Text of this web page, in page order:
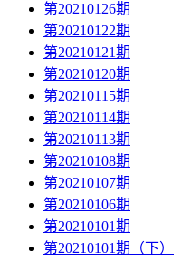
第20210126期
第20210122期
第20210121期
第20210120期
第20210115期
第20210114期
第20210113期
第20210108期
第20210107期
第20210106期
第20210101期
第20210101期（下）